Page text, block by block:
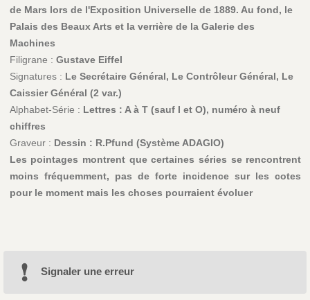
de Mars lors de l'Exposition Universelle de 1889. Au fond, le
Palais des Beaux Arts et la verrière de la Galerie des
Machines
Filigrane : Gustave Eiffel
Signatures : Le Secrétaire Général, Le Contrôleur Général, Le
Caissier Général (2 var.)
Alphabet-Série : Lettres : A à T (sauf I et O), numéro à neuf
chiffres
Graveur : Dessin : R.Pfund (Système ADAGIO)
Les pointages montrent que certaines séries se rencontrent
moins fréquemment, pas de forte incidence sur les cotes
pour le moment mais les choses pourraient évoluer
Signaler une erreur